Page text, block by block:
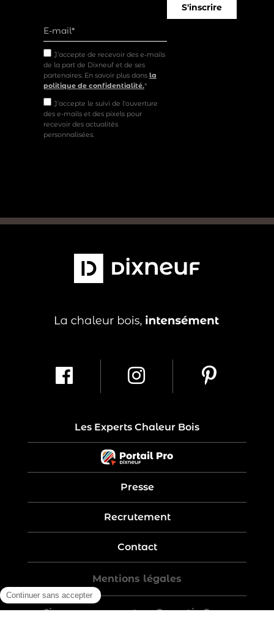
J’accepte de recevoir des e-mails
de la part de Dixneuf et de ses
partenaires. En savoir plus dans la
politique de confidentialité.*
J'accepte le suivi de l'ouverture
des e-mails et des pixels pour
recevoir des actualités
personnalisées.
S'inscrire
Les Experts Chaleur Bois
Presse
Recrutement
Contact
Mentions légales
Five-year warranty – Garantie 5 ans